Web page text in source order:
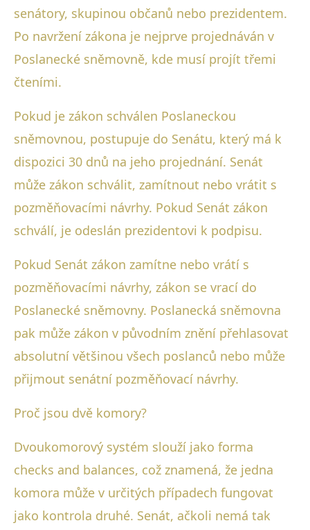
senátory, skupinou občanů nebo prezidentem.
Po navržení zákona je nejprve projednáván v
Poslanecké sněmovně, kde musí projít třemi
čteními.
Pokud je zákon schválen Poslaneckou
sněmovnou, postupuje do Senátu, který má k
dispozici 30 dnů na jeho projednání. Senát
může zákon schválit, zamítnout nebo vrátit s
pozměňovacími návrhy. Pokud Senát zákon
schválí, je odeslán prezidentovi k podpisu.
Pokud Senát zákon zamítne nebo vrátí s
pozměňovacími návrhy, zákon se vrací do
Poslanecké sněmovny. Poslanecká sněmovna
pak může zákon v původním znění přehlasovat
absolutní většinou všech poslanců nebo může
přijmout senátní pozměňovací návrhy.
Proč jsou dvě komory?
Dvoukomorový systém slouží jako forma
checks and balances, což znamená, že jedna
komora může v určitých případech fungovat
jako kontrola druhé. Senát, ačkoli nemá tak